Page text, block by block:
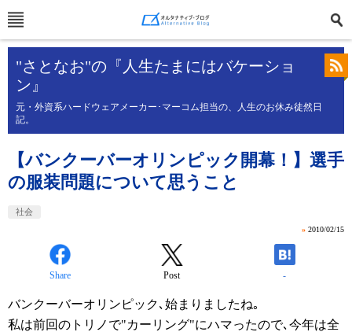
"さとなお"の『人生たまにはバケーショ
ン』
元・外資系ハードウェアメーカー･マーコム担当の、人生のお休み徒然日
記。
【バンクーバーオリンピック開幕！】選手
の服装問題について思うこと
社会
» 2010/02/15
Share Post -
バンクーバーオリンピック､始まりましたね｡
私は前回のトリノで"カーリング"にハマったので､今年は全